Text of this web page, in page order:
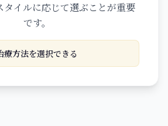
タイルに応じて選ぶことが重要
です。
療方法を選択できる